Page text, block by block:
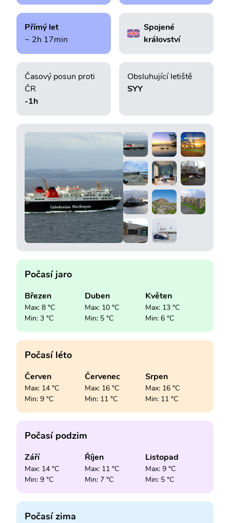
Přímý let
~ 2h 17min
Spojené
království
Časový posun proti
ČR
-1h
Obsluhující letiště
SYY
Počasí jaro
Březen
Max: 8 °C
Min: 3 °C
Duben
Max: 10 °C
Min: 5 °C
Květen
Max: 13 °C
Min: 6 °C
Počasí léto
Červen
Max: 14 °C
Min: 9 °C
Červenec
Max: 16 °C
Min: 11 °C
Srpen
Max: 16 °C
Min: 11 °C
Počasí podzim
Září
Max: 14 °C
Min: 9 °C
Říjen
Max: 11 °C
Min: 7 °C
Listopad
Max: 9 °C
Min: 5 °C
Počasí zima